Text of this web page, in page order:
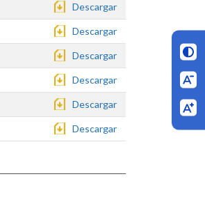
Descargar
Descargar
Descargar
Descargar
Descargar
Descargar